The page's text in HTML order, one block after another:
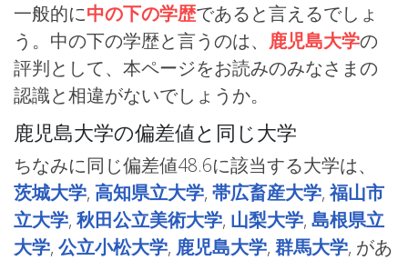
一般的に中の下の学歴であると言えるでしょ
う。中の下の学歴と言うのは、 鹿児島大学の
評判として、本ページをお読みのみなさまの
認識と相違がないでしょうか。
鹿児島大学の偏差値と同じ大学
ちなみに同じ偏差値48.6に該当する大学は、
茨城大学, 高知県立大学, 帯広畜産大学,福山市
立大学, 秋田公立美術大学, 山梨大学, 島根県立
大学, 公立小松大学, 鹿児島大学, 群馬大学, があ